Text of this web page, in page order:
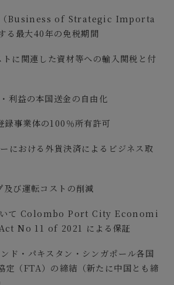
（Business of Strategic Importa
る最大40年の免税期間
に関連した資材等への輸入関税と付
利益の本国送金の自由化
録事業体の100％所有許可
における外貨決済によるビジネス取
び運転コストの削減
て Colombo Port City Economi
No 11 of 2021 による保証
ド・パキスタン・シンガポール各国
定（FTA）の締結（新たに中国とも締